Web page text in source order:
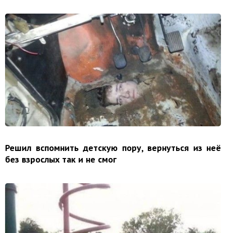
Решил вспомнить детскую пору, вернуться из неё
без взрослых так и не смог